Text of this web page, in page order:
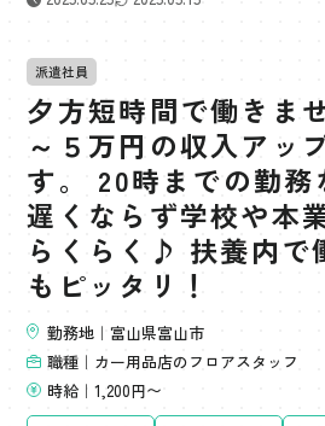
派遣社員
夕方短時間で働きま
～５万円の収入アッ
す。 20時までの勤務
遅くならず学校や本
らくらく♪ 扶養内で
もピッタリ！
勤務地｜富山県富山市
職種｜カー用品店のフロアスタッフ
時給｜1,200円〜